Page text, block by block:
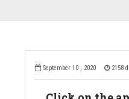
September 10 , 2020 2158